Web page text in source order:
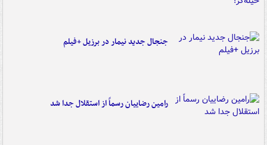
جنجال جدید نیمار در برزیل +فیلم
رامین رضاییان رسماً از استقلال جدا شد